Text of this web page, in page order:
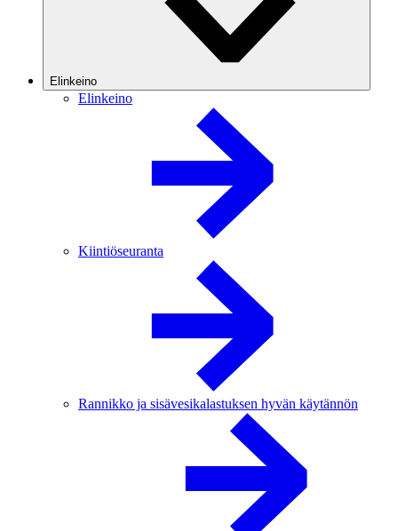
Elinkeino
Elinkeino
Kiintiöseuranta
Rannikko ja sisävesikalastuksen hyvän käytännön